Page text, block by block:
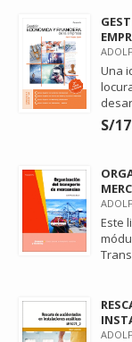
Una
S/
Este